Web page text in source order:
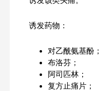
诱发药物：
对乙酰氨基酚；
布洛芬；
阿司匹林；
复方止痛片；